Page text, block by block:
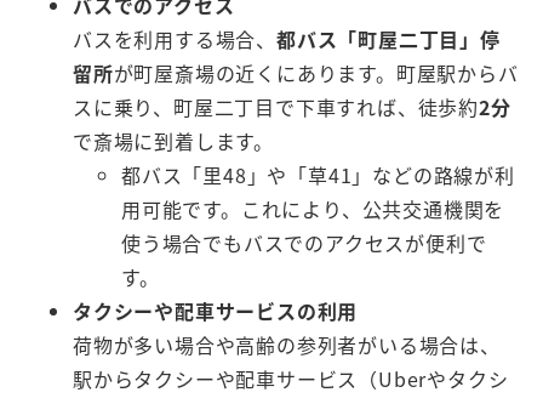
バスを利用する場合、 都バス「町屋二丁目」停
留所が町屋斎場の近くにあります。町屋駅からバ
スに乗り、町屋二丁目で下車すれば、徒歩約2分
で斎場に到着します。
都バス「里48」や「草41」などの路線が利
用可能です。これにより、公共交通機関を
使う場合でもバスでのアクセスが便利で
す。
タクシーや配車サービスの利用
荷物が多い場合や高齢の参列者がいる場合は、
駅からタクシーや配車サービス（Uberやタクシ